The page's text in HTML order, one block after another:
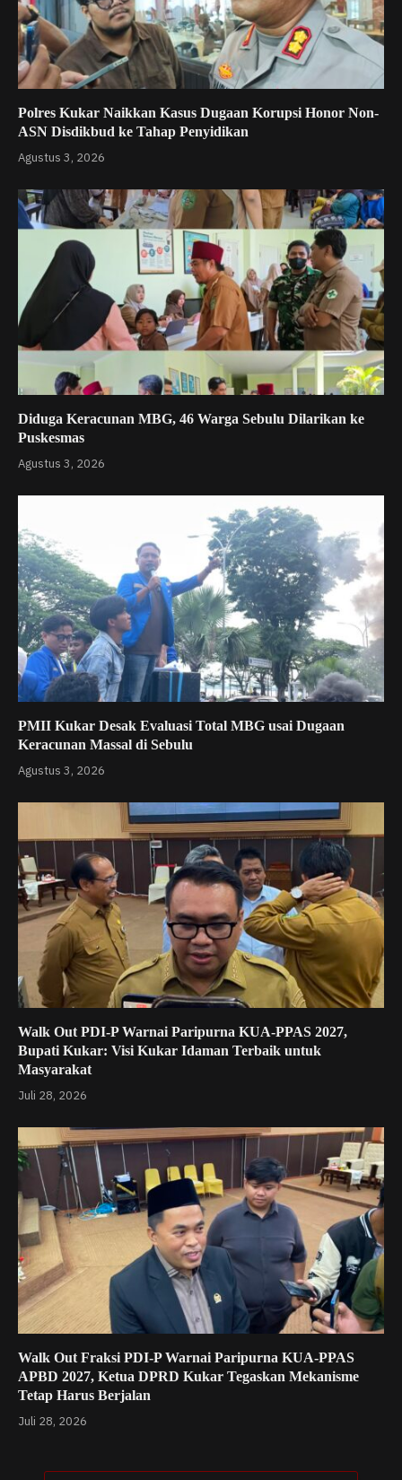
Polres Kukar Naikkan Kasus Dugaan Korupsi Honor Non-
ASN Disdikbud ke Tahap Penyidikan
Agustus 3, 2026
Diduga Keracunan MBG, 46 Warga Sebulu Dilarikan ke
Puskesmas
Agustus 3, 2026
PMII Kukar Desak Evaluasi Total MBG usai Dugaan
Keracunan Massal di Sebulu
Agustus 3, 2026
Walk Out PDI-P Warnai Paripurna KUA-PPAS 2027,
Bupati Kukar: Visi Kukar Idaman Terbaik untuk
Masyarakat
Juli 28, 2026
Walk Out Fraksi PDI-P Warnai Paripurna KUA-PPAS
APBD 2027, Ketua DPRD Kukar Tegaskan Mekanisme
Tetap Harus Berjalan
Juli 28, 2026